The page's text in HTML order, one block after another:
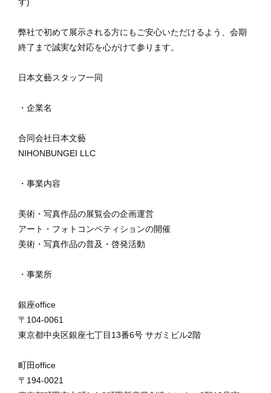
⁡弊社で初めて展示される方にもご安心いただけるよう、会期
終了まで誠実な対応を心がけて参ります。
日本文藝スタッフ一同
・企業名
合同会社日本文藝
NIHONBUNGEI LLC
・事業内容
美術・写真作品の展覧会の企画運営
アート・フォトコンペティションの開催
美術・写真作品の普及・啓発活動
・事業所
銀座office
〒104-0061
東京都中央区銀座七丁目13番6号 サガミビル2階
町田office
〒194-0021